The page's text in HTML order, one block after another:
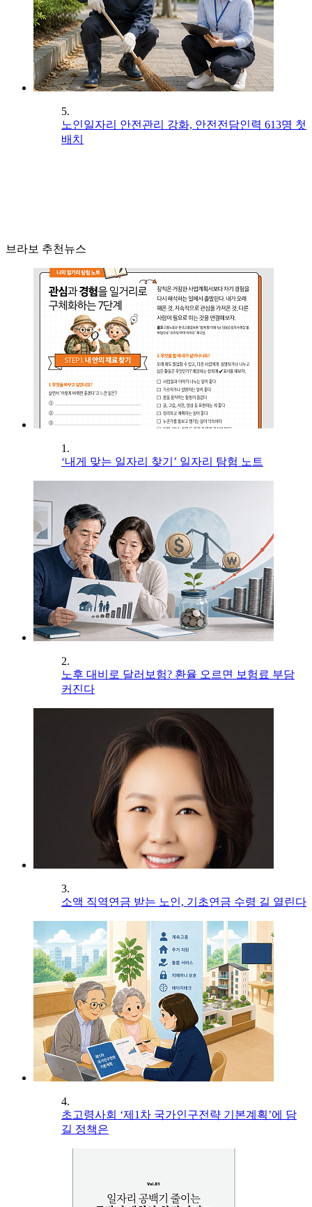
5.
노인일자리 안전관리 강화, 안전전담인력 613명 첫
배치
브라보 추천뉴스
1.
‘내게 맞는 일자리 찾기’ 일자리 탐험 노트
2.
노후 대비로 달러보험? 환율 오르면 보험료 부담
커진다
3.
소액 직역연금 받는 노인, 기초연금 수령 길 열린다
4.
초고령사회 ‘제1차 국가인구전략 기본계획’에 담
길 정책은